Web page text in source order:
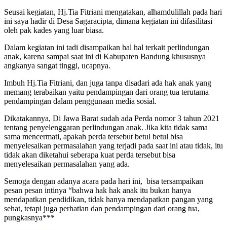
Seusai kegiatan, Hj.Tia Fitriani mengatakan, alhamdulillah pada hari
ini saya hadir di Desa Sagaracipta, dimana kegiatan ini difasilitasi
oleh pak kades yang luar biasa.
Dalam kegiatan ini tadi disampaikan hal hal terkait perlindungan
anak, karena sampai saat ini di Kabupaten Bandung khususnya
angkanya sangat tinggi, ucapnya.
Imbuh Hj.Tia Fitriani, dan juga tanpa disadari ada hak anak yang
memang terabaikan yaitu pendampingan dari orang tua terutama
pendampingan dalam penggunaan media sosial.
Dikatakannya, Di Jawa Barat sudah ada Perda nomor 3 tahun 2021
tentang penyelenggaran perlindungan anak. Jika kita tidak sama
sama mencermati, apakah perda tersebut betul betul bisa
menyelesaikan permasalahan yang terjadi pada saat ini atau tidak, itu
tidak akan diketahui seberapa kuat perda tersebut bisa
menyelesaikan permasalahan yang ada.
Semoga dengan adanya acara pada hari ini, bisa tersampaikan
pesan pesan intinya “bahwa hak hak anak itu bukan hanya
mendapatkan pendidikan, tidak hanya mendapatkan pangan yang
sehat, tetapi juga perhatian dan pendampingan dari orang tua,
pungkasnya***